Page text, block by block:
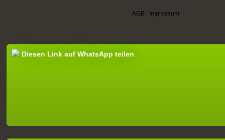
AGB Impressum
Diesen Link auf WhatsApp teilen